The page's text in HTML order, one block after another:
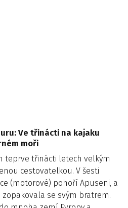
Ve třinácti na kajaku
moři
teprve třinácti letech velkým
cestovatelkou. V šesti
(motorové) pohoří Apuseni, a
se svým bratrem.